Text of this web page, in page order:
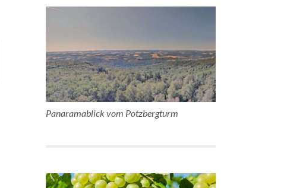
Panaramablick vom Potzbergturm